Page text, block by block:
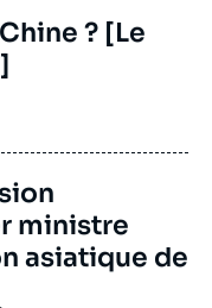
? [Le
ministre
asiatique de